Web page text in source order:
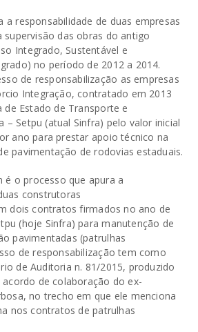
a responsabilidade de duas empresas
supervisão das obras do antigo
Integrado, Sustentável e
no período de 2012 a 2014.
de responsabilização as empresas
Integração, contratado em 2013
de Estado de Transporte e
– Setpu (atual Sinfra) pelo valor inicial
ano para prestar apoio técnico na
pavimentação de rodovias estaduais.
o processo que apura a
construtoras
dois contratos firmados no ano de
(hoje Sinfra) para manutenção de
pavimentadas (patrulhas
de responsabilização tem como
de Auditoria n. 81/2015, produzido
acordo de colaboração do ex-
no trecho em que ele menciona
nos contratos de patrulhas